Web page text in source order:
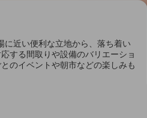
近い便利な立地から、落ち着い
する間取りや設備のバリエーショ
のイベントや朝市などの楽しみも